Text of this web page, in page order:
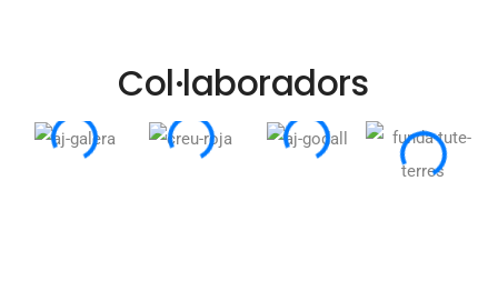
Col·laboradors